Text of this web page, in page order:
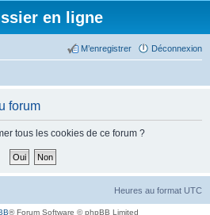
en ligne
Déconnexion
M’enregistrer
forum
tous les cookies de ce forum ?
Heures au format UTC
® Forum Software © phpBB Limited